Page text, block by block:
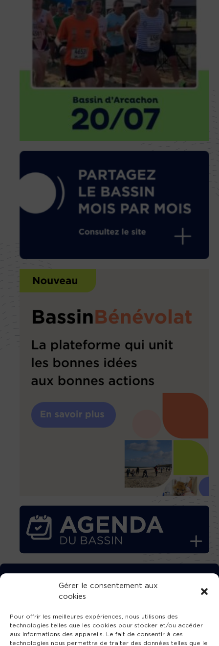
Gérer le consentement aux
cookies
Pour offrir les meilleures expériences, nous utilisons des
technologies telles que les cookies pour stocker et/ou accéder
aux informations des appareils. Le fait de consentir à ces
technologies nous permettra de traiter des données telles que le
TÉLÉCHARGEZ GRATUITEMENT
L’APPLICATION TVBA !